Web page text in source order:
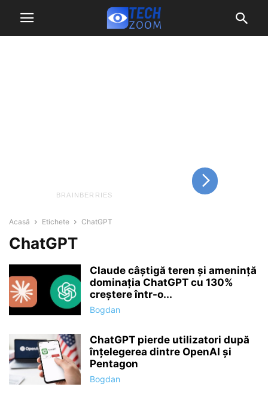
Acasă Etichete ChatGPT
ChatGPT
Claude câștigă teren și amenință
dominația ChatGPT cu 130%
creștere într-o...
Bogdan
ChatGPT pierde utilizatori după
înțelegerea dintre OpenAI și
Pentagon
Bogdan